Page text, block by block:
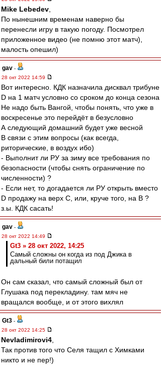
Mike Lebedev
По нынешним временам наверно бы
перенесли игру в такую погоду. Посмотрел
приложенное видео (не помню этот матч),
малость опешил)
gav -
28 окт 2022 14:59
Вот интересно. КДК назначила дисквал трибуне
D на 1 матч условно со сроком до конца сезона
Не надо быть Вангой, чтобы понять, что уже в
воскресенье это перейдёт в безусловно
А следующий домашний будет уже весной
В связи с этим вопросы (как всегда,
риторические, в воздух ибо)
- Выполнит ли РУ за зиму все требования по
безопасности (чтобы снять ограничение по
численности) ?
- Если нет, то догадается ли РУ открыть вместо
D продажу на верх С, или, круче того, на B ?
з.ы. КДК сасать!
gav -
28 окт 2022 14:49
Gt3 » 28 окт 2022, 14:25
Самый сложны он когда из под Джика в
дальный били потащил
Он сам сказал, что самый сложный был от
Глушака под перекладину. там мяч не
вращался вообще, и от этого вихлял
Gt3 -
28 окт 2022 14:25
Nevladimirovi4
Так против того что Селя тащил с Химками
никто и не пер!)